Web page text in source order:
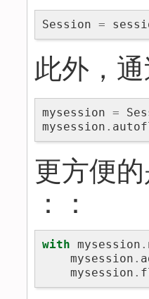
Session =
此外，
mysession =
mysession .
更方便
：：
with mysession .
mysession .
mysession .